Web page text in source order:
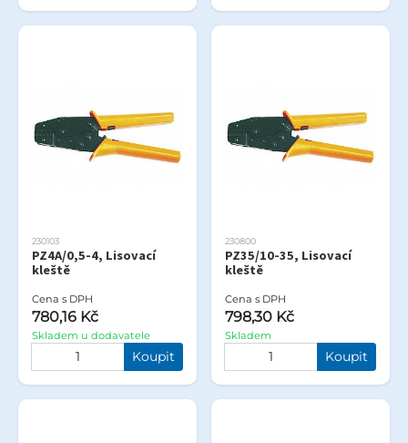
230103
PZ4A/0,5-4, Lisovací
kleště
Cena s DPH
780,16 Kč
Skladem u dodavatele
Koupit
230800
PZ35/10-35, Lisovací
kleště
Cena s DPH
798,30 Kč
Skladem
Koupit